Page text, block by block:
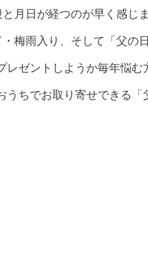
月日が経つのが早く感じま
梅雨入り、そして「父の
ゼントしようか毎年悩む
ちでお取り寄せできる「